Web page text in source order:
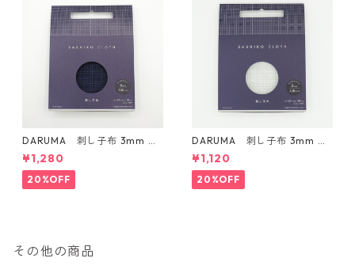
DARUMA 刺し子布 3mm 方
眼ガイドタイプ Col.3 紺
¥1,280
20%OFF
DARUMA 刺し子布 3mm 方
眼ガイドタイプ Col.1 白
¥1,120
20%OFF
その他の商品